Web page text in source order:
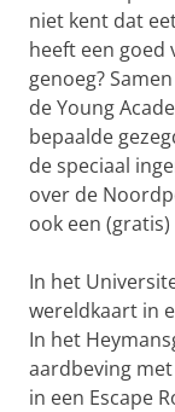
niet kent dat
heeft een goed
genoeg?
de Young
bepaalde
de speciaal
over de
ook een (gratis)
In het
wereldkaart in
In het
aardbeving met
in een Escape